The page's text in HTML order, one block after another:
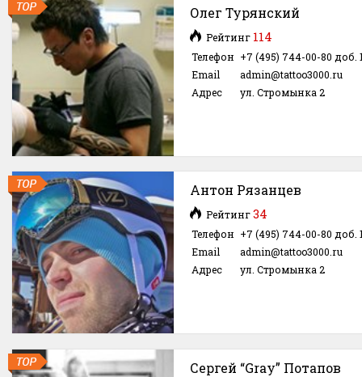
Олег Турянский
Рейтинг 114
Телефон +7 (495) 744-00-80 доб.
Email
admin@tattoo3000.ru
Адрес
ул. Стромынка 2
Антон Рязанцев
Рейтинг34
Телефон +7 (495) 744-00-80 доб.
Email
admin@tattoo3000.ru
Адрес
ул. Стромынка 2
Сергей “Gray” Потапов